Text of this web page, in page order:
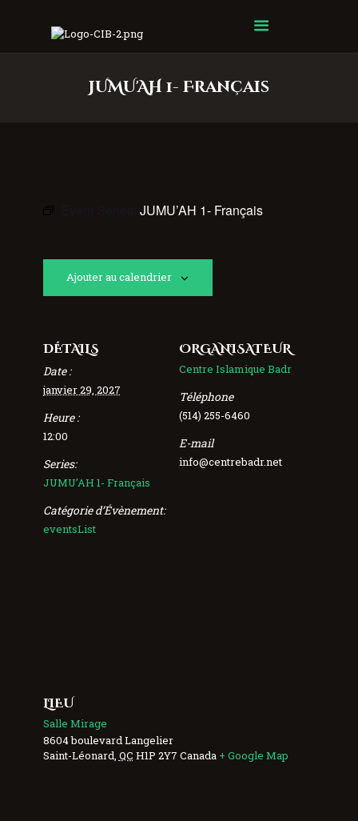
JUMU'AH 1- Français
Centre Islamique Badr
Event Series: JUMU’AH 1- Français
Ajouter au calendrier
DÉTAILS
Date :
janvier 29, 2027
Heure :
12:00
Series:
JUMU’AH 1- Français
Catégorie d’Évènement:
eventsList
ORGANISATEUR
Centre Islamique Badr
Téléphone
(514) 255-6460
E-mail
info@centrebadr.net
LIEU
Salle Mirage
8604 boulevard Langelier
Saint-Léonard QC H1P 2Y7 Canada + Google Map